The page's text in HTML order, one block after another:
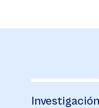
Financiación